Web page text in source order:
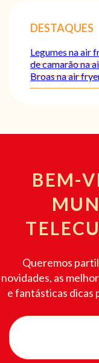
DESTAQUES
Legumes na air
de camarão na
Broas na air
BEM-
Queremos
novidades, as
e fantásticas dicas